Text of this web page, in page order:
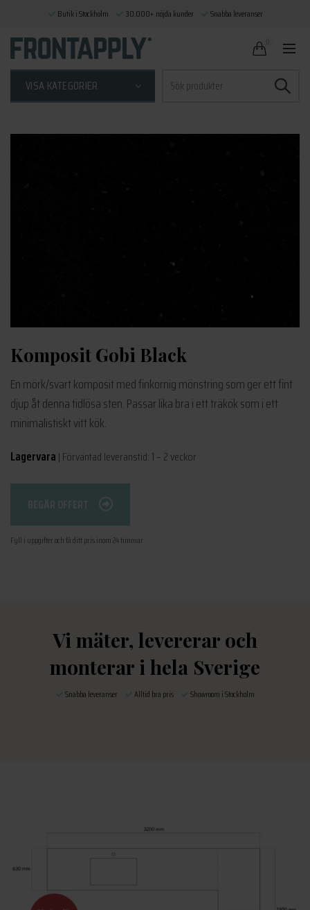
VISA KATEGORIER
efter:
Komposit Gobi Black
En mörk/svart komposit med finkornig mönstring som ger ett fint
djup åt denna tidlösa sten. Passar lika bra i ett träkök som i ett
minimalistiskt vitt kök.
Lagervara | Förväntad leveranstid: 1 – 2 veckor
BEGÄR OFFERT
Fyll i uppgifter och få ditt pris inom 24 timmar
Vi mäter, levererar och
monterar i hela Sverige
Snabba leveranser Alltid bra pris Showroom i Stockholm
Butik i Stockholm 30.000+ nöjda kunder Snabba leveranser